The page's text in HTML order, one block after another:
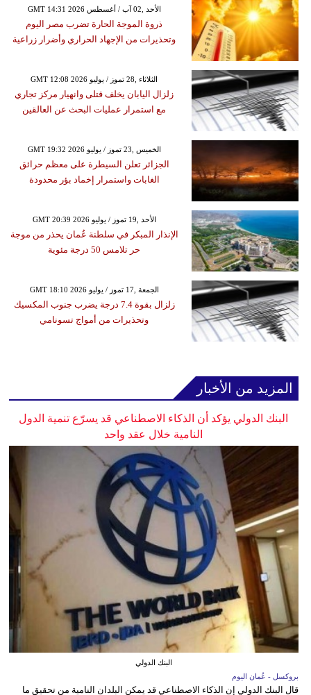
GMT 14:31 2026 الأحد ,02 آب / أغسطس
ذروة الموجة الحارة تضرب مصر اليوم
وتحذيرات من الإجهاد الحراري وأضرار زراعية
GMT 12:08 2026 الثلاثاء ,28 تموز / يوليو
زلزال اليابان يخلف قتلى وانهيار مركز تجاري
مع استمرار عمليات البحث عن العالقين
GMT 19:32 2026 الخميس ,23 تموز / يوليو
الجزائر تعلن السيطرة على معظم حرائق
الغابات واستمرار إخماد بؤر محدودة
GMT 20:39 2026 الأحد ,19 تموز / يوليو
الإنذار المبكر في سلطنة عُمان يحذر من موجة
حر تلامس 50 درجة مئوية
GMT 18:10 2026 الجمعة ,17 تموز / يوليو
زلزال بقوة 7.4 درجة يضرب جنوب المكسيك
وتحذيرات من أمواج تسونامي
المزيد من الأخبار
البنك الدولي يؤكد أن الذكاء الاصطناعي قد يسرّع تنمية الدول
النامية خلال عقد واحد
البنك الدولي
بروكسل - عُمان اليوم
قال البنك الدولي إن الذكاء الاصطناعي قد يمكن البلدان النامية من تحقيق ما